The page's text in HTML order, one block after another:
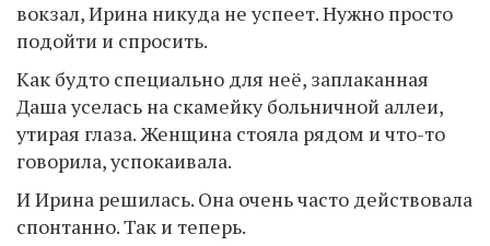
вокзал, Ирина никуда не успеет. Нужно просто
подойти и спросить.
Как будто специально для неё, заплаканная
Даша уселась на скамейку больничной аллеи,
утирая глаза. Женщина стояла рядом и что-то
говорила, успокаивала.
И Ирина решилась. Она очень часто действовала
спонтанно. Так и теперь.